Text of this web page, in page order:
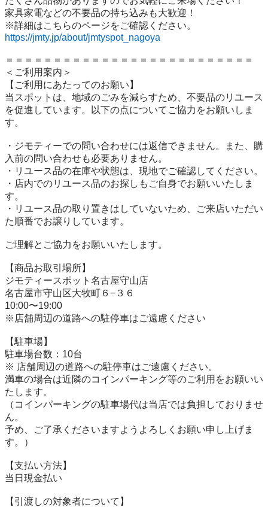
家具家電などの不要品の持ち込みも大歓迎！
https://jmty.jp/about/jmtyspot_nagoya
＝＝＝＝＝＝＝＝＝＝＝＝＝＝＝＝＝＝＝＝＝＝＝＝＝＝
＜ご利用案内＞
【ご利用にあたってのお願い】
当スポットは、地域のごみを減らすため、不要品のリユース
を促進しています。以下の点についてご協力をお願いしま
す。
・ジモティーでの問い合わせには返信できません。また、購
入前の問い合わせも必要ありません。
・リユース品の在庫や状態は、現地でご確認してください。
・店内でのリユース品のお探しもご自身でお願いいたしま
す。
・リユース品の取り置きはしていないため、ご来店いただい
た順番でお譲りしています。
ご理解とご協力をお願いいたします。
【商品お取引場所】
ジモティースポット名古屋守山店
名古屋市守山区大牧町６−３６
10:00〜19:00
※店舗周辺の道路への駐停車はご遠慮ください
【駐⾞場】
駐車場台数：10台
※ 店舗周辺の道路への駐停車はご遠慮ください。
満車の場合は近隣のコインパーキング等のご利用をお願いい
たします。
（コインパーキングの駐車場代は当店では負担しておりませ
ん。
予め、ご了承くださいますようよろしくお願い申し上げま
す。）
【⽀払い⽅法】
当日現金払い
【引渡しの対象者について】